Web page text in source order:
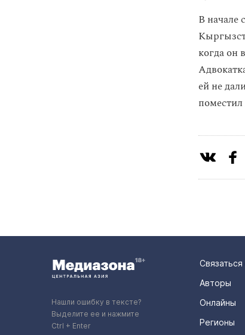
В начале
когда он
ей не
Нашли ошибку в тексте?
Выделите ее и нажмите
Ctrl + Enter
Авторы
Онлайны
Регионы